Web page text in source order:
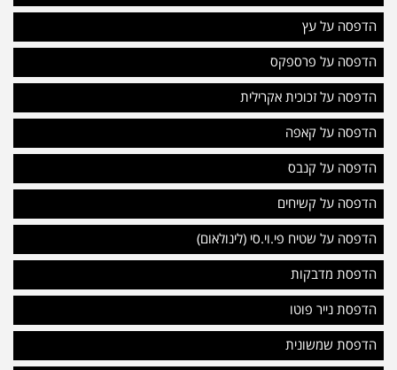
הדפסה על עץ
הדפסה על פרספקס
הדפסה על זכוכית אקרילית
הדפסה על קאפה
הדפסה על קנבס
הדפסה על קשיחים
הדפסה על שטיח פי.וי.סי (לינולאום)
הדפסת מדבקות
הדפסת נייר פוטו
הדפסת שמשונית